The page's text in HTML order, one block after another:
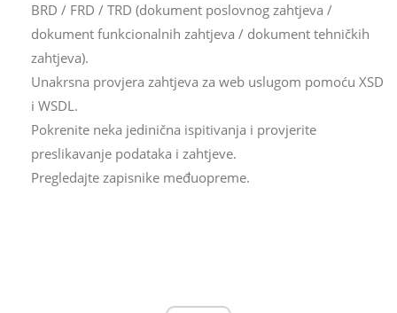
BRD / FRD / TRD (dokument poslovnog zahtjeva /
dokument funkcionalnih zahtjeva / dokument tehničkih
zahtjeva).
Unakrsna provjera zahtjeva za web uslugom pomoću XSD
i WSDL.
Pokrenite neka jedinična ispitivanja i provjerite
preslikavanje podataka i zahtjeve.
Pregledajte zapisnike međuopreme.